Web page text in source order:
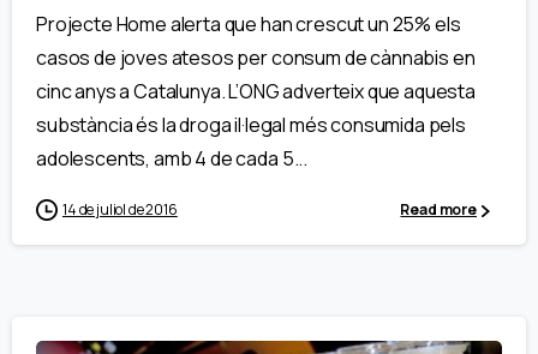
Projecte Home alerta que han crescut un 25% els
casos de joves atesos per consum de cànnabis en
cinc anys a Catalunya. L’ONG adverteix que aquesta
substància és la droga il·legal més consumida pels
adolescents, amb 4 de cada 5...
14 de juliol de 2016 Read more